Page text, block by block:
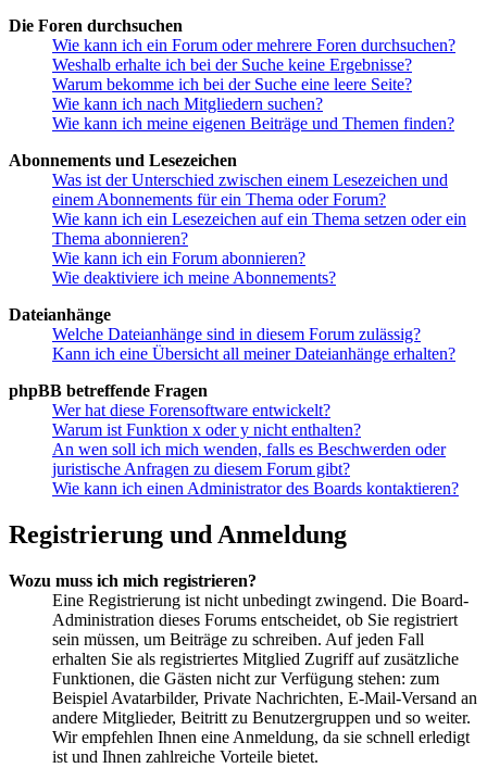
Die Foren durchsuchen
Wie kann ich ein Forum oder mehrere Foren durchsuchen?
Weshalb erhalte ich bei der Suche keine Ergebnisse?
Warum bekomme ich bei der Suche eine leere Seite?
Wie kann ich nach Mitgliedern suchen?
Wie kann ich meine eigenen Beiträge und Themen finden?
Abonnements und Lesezeichen
Was ist der Unterschied zwischen einem Lesezeichen und
einem Abonnements für ein Thema oder Forum?
Wie kann ich ein Lesezeichen auf ein Thema setzen oder ein
Thema abonnieren?
Wie kann ich ein Forum abonnieren?
Wie deaktiviere ich meine Abonnements?
Dateianhänge
Welche Dateianhänge sind in diesem Forum zulässig?
Kann ich eine Übersicht all meiner Dateianhänge erhalten?
phpBB betreffende Fragen
Wer hat diese Forensoftware entwickelt?
Warum ist Funktion x oder y nicht enthalten?
An wen soll ich mich wenden, falls es Beschwerden oder
juristische Anfragen zu diesem Forum gibt?
Wie kann ich einen Administrator des Boards kontaktieren?
Registrierung und Anmeldung
Wozu muss ich mich registrieren?
Eine Registrierung ist nicht unbedingt zwingend. Die Board-
Administration dieses Forums entscheidet, ob Sie registriert
sein müssen, um Beiträge zu schreiben. Auf jeden Fall
erhalten Sie als registriertes Mitglied Zugriff auf zusätzliche
Funktionen, die Gästen nicht zur Verfügung stehen: zum
Beispiel Avatarbilder, Private Nachrichten, E-Mail-Versand an
andere Mitglieder, Beitritt zu Benutzergruppen und so weiter.
Wir empfehlen Ihnen eine Anmeldung, da sie schnell erledigt
ist und Ihnen zahlreiche Vorteile bietet.